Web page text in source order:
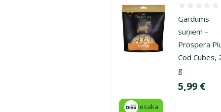
Gardums
suņiem –
Prospera
Cod Cubes,
g
Cena
5,99 €
iesaka